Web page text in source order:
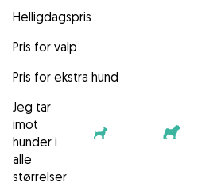
Helligdagspris
Pris for valp
Pris for ekstra hund
Jeg tar
imot
hunder i
alle
størrelser